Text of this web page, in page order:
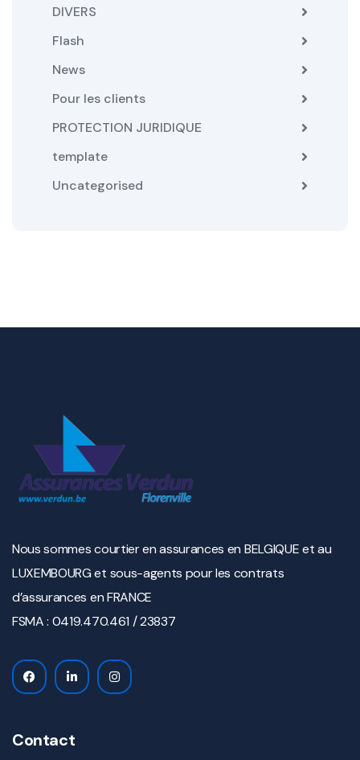
DIVERS
Flash
News
Pour les clients
PROTECTION JURIDIQUE
template
Uncategorised
Nous sommes courtier en assurances en BELGIQUE et au
LUXEMBOURG et sous-agents pour les contrats
d’assurances en FRANCE
FSMA : 0419.470.461 / 23837
Contact